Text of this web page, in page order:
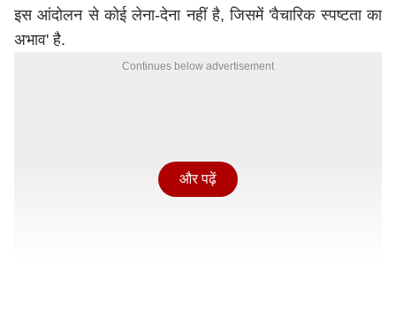
इस आंदोलन से कोई लेना-देना नहीं है, जिसमें 'वैचारिक स्पष्टता का
अभाव' है.
Continues below advertisement
और पढ़ें